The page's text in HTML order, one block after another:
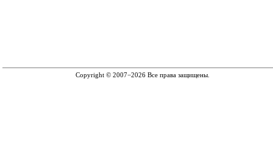
Copyright © 2007−2026 Все права защищены.